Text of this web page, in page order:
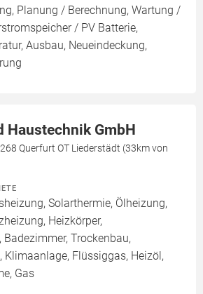
Planung / Berechnung, Wartung /
/ PV Batterie,
Ausbau, Neueindeckung,
Haustechnik GmbH
Querfurt OT Liederstädt (33km von
Solarthermie, Ölheizung,
Heizkörper,
Trockenbau,
Flüssiggas, Heizöl,
Gas